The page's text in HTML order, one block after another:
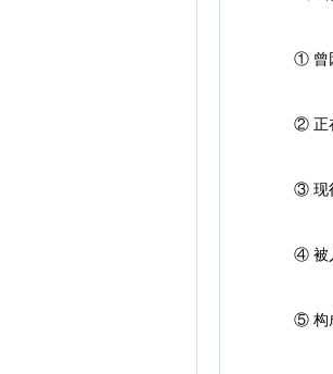
① 曾因
② 正在
③ 现
④ 被人
⑤ 构成